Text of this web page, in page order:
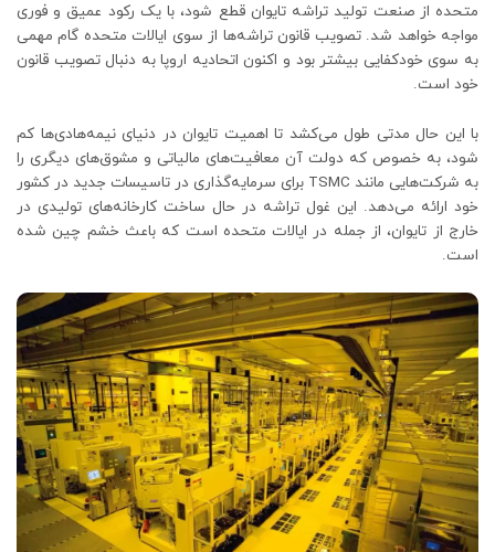
متحده از صنعت تولید تراشه تایوان قطع شود، با یک رکود عمیق و فوری
مواجه خواهد شد. تصویب قانون تراشه‌ها از سوی ایالات متحده گام مهمی
به سوی خودکفایی بیشتر بود و اکنون اتحادیه اروپا به دنبال تصویب قانون
خود است.
با این حال مدتی طول می‌کشد تا اهمیت تایوان در دنیای نیمه‌هادی‌ها کم
شود، به خصوص که دولت آن معافیت‌های مالیاتی و مشوق‌های دیگری را
به شرکت‌هایی مانند TSMC برای سرمایه‌گذاری در تاسیسات جدید در کشور
خود ارائه می‌دهد. این غول تراشه در حال ساخت کارخانه‌های تولیدی در
خارج از تایوان، از جمله در ایالات متحده است که باعث خشم چین شده
است.